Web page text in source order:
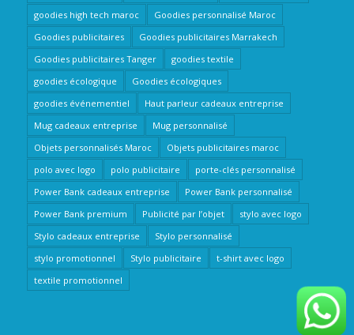
goodies high tech maroc
Goodies personnalisé Maroc
Goodies publicitaires
Goodies publicitaires Marrakech
Goodies publicitaires Tanger
goodies textile
goodies écologique
Goodies écologiques
goodies événementiel
Haut parleur cadeaux entreprise
Mug cadeaux entreprise
Mug personnalisé
Objets personnalisés Maroc
Objets publicitaires maroc
polo avec logo
polo publicitaire
porte-clés personnalisé
Power Bank cadeaux entreprise
Power Bank personnalisé
Power Bank premium
Publicité par l’objet
stylo avec logo
Stylo cadeaux entreprise
Stylo personnalisé
stylo promotionnel
Stylo publicitaire
t-shirt avec logo
textile promotionnel